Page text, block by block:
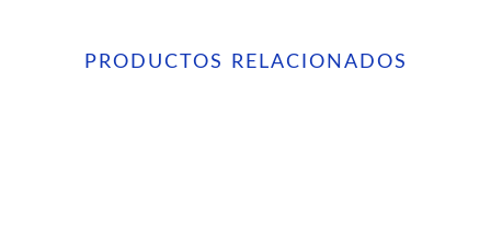
PRODUCTOS RELACIONADOS